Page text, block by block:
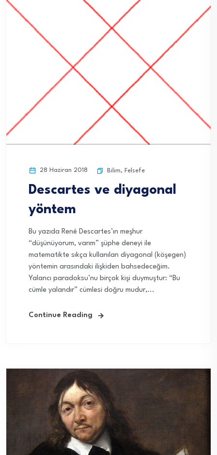
28 Haziran 2018 Bilim, Felsefe
Descartes ve diyagonal
yöntem
Bu yazıda René Descartes’ın meşhur
“düşünüyorum, varım” şüphe deneyi ile
matematikte sıkça kullanılan diyagonal (köşegen)
yöntemin arasındaki ilişkiden bahsedeceğim.
Yalancı paradoksu’nu birçok kişi duymuştur: “Bu
cümle yalandır” cümlesi doğru mudur,...
Continue Reading